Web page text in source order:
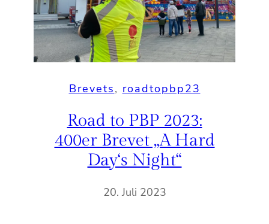
Brevets, roadtopbp23
Road to PBP 2023:
400er Brevet „A Hard
Day‘s Night“
20. Juli 2023